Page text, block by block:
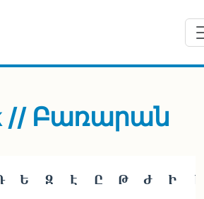
// Բառարան
Ե Զ Է Ը Թ Ժ Ի Լ